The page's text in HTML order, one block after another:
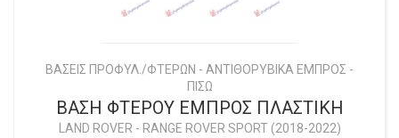
ΒΑΣΕΙΣ ΠΡΟΦΥΛ./ΦΤΕΡΩΝ - ΑΝΤΙΘΟΡΥΒΙΚΑ ΕΜΠΡΟΣ -
ΠΙΣΩ
ΒΑΣΗ ΦΤΕΡΟΥ ΕΜΠΡΟΣ ΠΛΑΣΤΙΚΗ
LAND ROVER - RANGE ROVER SPORT (2018-2022)